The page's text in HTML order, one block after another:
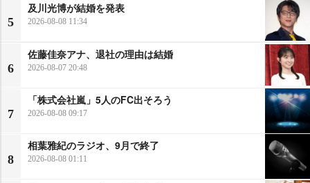
5
及川光博が結婚を発表
2026-08-08 11:34
6
佐藤佳奈アナ、退社の理由は結婚
2026-08-07 20:48
7
「株式会社嵐」5人のFC出そろう
2026-08-08 09:17
8
相葉雅紀のラジオ、9月で終了
2026-08-08 01:11